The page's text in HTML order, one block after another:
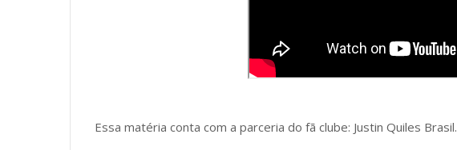
Essa matéria conta com a parceria do fã clube: Justin Quiles Brasil.